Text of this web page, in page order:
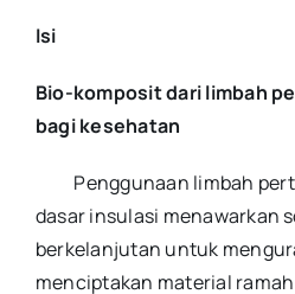
Isi
Bio-komposit dari limbah
bagi kesehatan
Penggunaan limbah
dasar insulasi menawarkan
berkelanjutan untuk
menciptakan material